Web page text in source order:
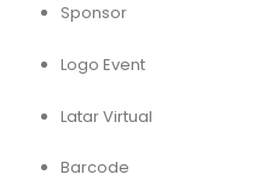
Sponsor
Logo Event
Latar Virtual
Barcode